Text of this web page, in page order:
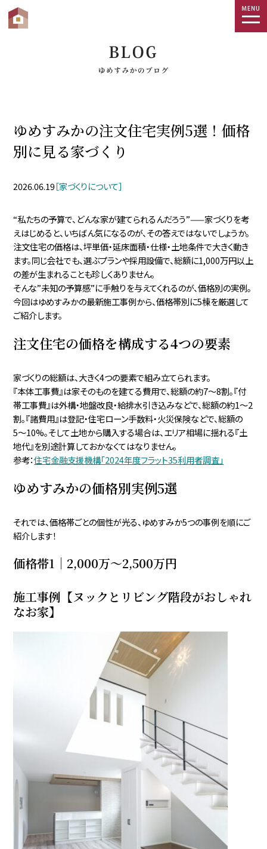
ゆめすみかの注文住宅実例5選！価格
別に見る家づくり
2026.06.19［家づくりについて］
“私たちの予算で、どんな家が建てられるんだろう”——家づくりを考
えはじめると、いちばん気になるのが、その答えではないでしょうか。
注文住宅の価格は、坪単価・延床面積・仕様・土地条件で大きく動き
ます。同じ会社でも、選ぶプランや採用設備で、総額に1,000万円以上
の差が生まれることも珍しくありません。
そんな”未知の予算感”に手触りを与えてくれるのが、価格別の実例。
今回はゆめすみかの最新施工事例から、価格帯別に5棟を厳選して
ご紹介します。
注文住宅の価格を構成する4つの要素
家づくりの総額は、大きく4つの要素で組み立てられます。
『本体工事費』は家そのものを建てる費用で、総額の約7〜8割。『付
帯工事費』は外構・地盤改良・給排水引き込みなどで、総額の約1〜2
割。『諸費用』は登記・住宅ローン手数料・火災保険などで、総額の
5〜10%。そして土地から購入する場合は、エリア相場に揺れる『土
地代』を別途計算しておかなくてはなりません。
参考：住宅金融支援機構「2024年度フラット35利用者調査」
ゆめすみかの価格別実例5選
それでは、価格帯ごとの個性が光る、ゆめすみか5つの事例を順にご
紹介します！
価格帯1｜2,000万〜2,500万円
施工事例【ヌックとリビング階段がおしゃれ
なお家】